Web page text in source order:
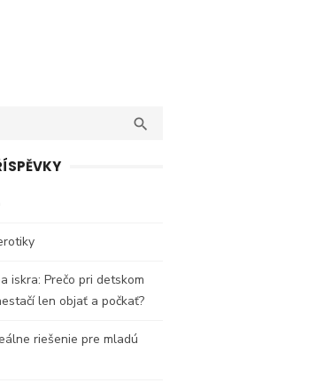

iskra: Prečo pri detskom
len objať a počkať?
riešenie pre mladú